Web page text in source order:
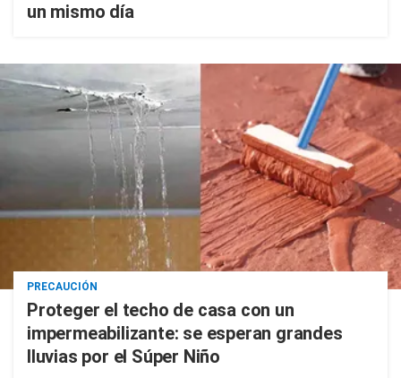
un mismo día
PRECAUCIÓN
Proteger el techo de casa con un
impermeabilizante: se esperan grandes
lluvias por el Súper Niño